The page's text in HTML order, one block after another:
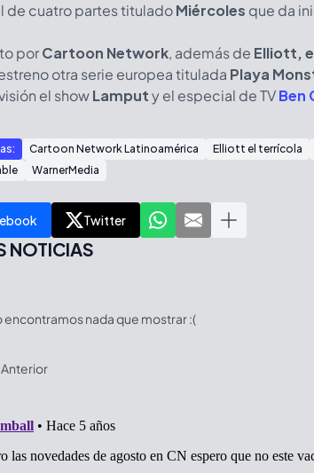
de cuatro partes tituladoMiércoles que da
porCartoon Network, además de Elliott,
otra serie europea titulada Playa
el showLamputy el especial de TVBen
Cartoon Network Latinoamérica Elliott el terrícola
WarnerMedia
Twitter
NOTICIAS
encontramos nada que mostrar :(